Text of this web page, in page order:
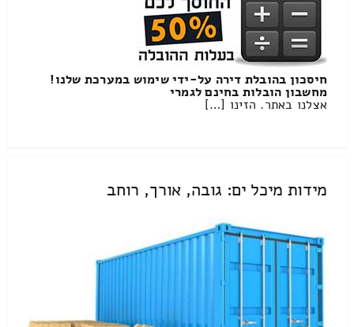
חיסכון בהובלת דירה על-ידי שימוש במערכת שלנו!
מחשבון הובלות בחינם לגמרי
אצלנו באתר. הזינו […]
מידות מיכל ים: גובה, אורך, רוחב